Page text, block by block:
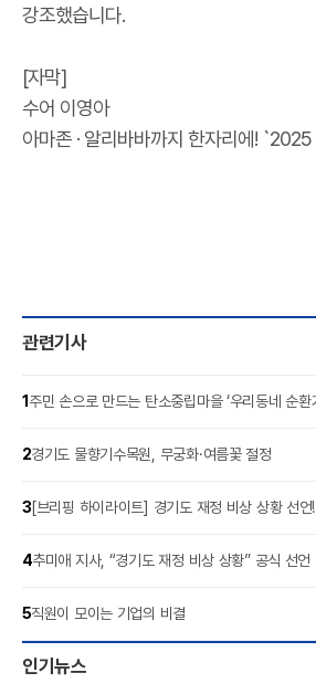
강조했습니다.
[자막]
수어 이영아
아마존 · 알리바바까지 한자리에!
관련기사
1주민 손으로 만드는 탄소중립마을 ‘우리동네 순환
2경기도 물향기수목원, 무궁화·여름꽃 절정
3[브리핑 하이라이트] 경기도 재정 비상 상황 선언!
4추미애 지사, “경기도 재정 비상 상황” 공식 선언
5직원이 모이는 기업의 비결
인기뉴스